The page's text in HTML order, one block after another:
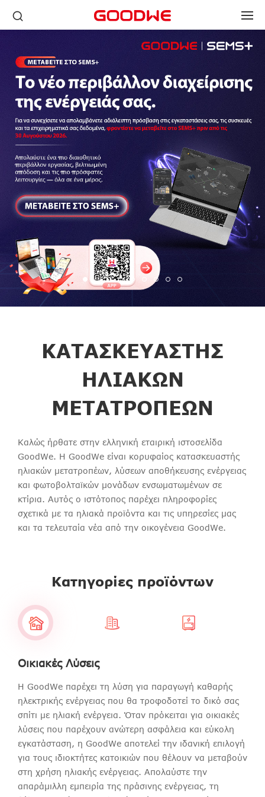
ΚΑΤΑΣΚΕΥΑΣΤΉΣ
ΗΛΙΑΚΏΝ
ΜΕΤΑΤΡΟΠΈΩΝ
Καλώς ήρθατε στην ελληνική εταιρική ιστοσελίδα
GoodWe. Η GoodWe είναι κορυφαίος κατασκευαστής
ηλιακών μετατροπέων, λύσεων αποθήκευσης ενέργειας
και φωτοβολταϊκών μονάδων ενσωματωμένων σε
κτίρια. Αυτός ο ιστότοπος παρέχει πληροφορίες
σχετικά με τα ηλιακά προϊόντα και τις υπηρεσίες μας
και τα τελευταία νέα από την οικογένεια GoodWe.
Κατηγορίες προϊόντων
Οικιακές Λύσεις
Η GoodWe παρέχει τη λύση για παραγωγή καθαρής
ηλεκτρικής ενέργειας που θα τροφοδοτεί το δικό σας
σπίτι με ηλιακή ενέργεια. Όταν πρόκειται για οικιακές
λύσεις που παρέχουν ανώτερη ασφάλεια και εύκολη
εγκατάσταση, η GoodWe αποτελεί την ιδανική επιλογή
για τους ιδιοκτήτες κατοικιών που θέλουν να μεταβούν
στη χρήση ηλιακής ενέργειας. Απολαύστε την
απαράμιλλη εμπειρία της πράσινης ενέργειας, τη
Εμπόριο και Βιομηχανία
Η GoodWe παρέχει εμπορικές και βιομηχανικές
ενεργειακές λύσεις για αναδόχους μελέτης, προμήθειας
και κατασκευής (EPC), κατασκευαστικές εταιρείες και
ιδιοκτήτες-διαχειριστές για την αξιοποίηση των πόρων
που προσφέρουν οι στέγες των κτισμάτων. Με
ασυναγώνιστη τεχνογνωσία και βελτιστοποιημένο
σχεδιασμό, η GoodWe μπορεί να οδηγήσει συνολικά
σε νέες πηγές εσόδων και αξία έργου για τους χρήστες
Λύσεις αποθήκευσης ενέργειας
Εξερευνώντας και αξιοποιώντας τις έξυπνες
τεχνολογίες και την προηγμένη τεχνογνωσία, η
GoodWe προσπαθεί αδιάκοπα να προσφέρει στους
χρήστες λύσεις αποθήκευσης για οικιακές και μικρής
κλίμακας εμπορικές και βιομηχανικές ανάγκες με
σκοπό την προστασία των χρηστών από το
αυξανόμενο κόστος της ηλεκτρικής ενέργειας. Στόχος
μας είναι να δημιουργούμε αξιόπιστες λύσεις για τους